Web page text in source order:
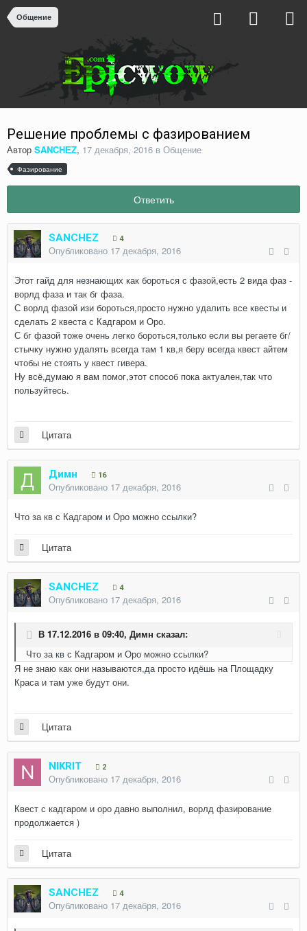
Общение
Решение проблемы с фазированием
Автор SANCHEZ, 17 декабря, 2016 в Общение
Фазирование
Ответить
SANCHEZ 4
Опубликовано 17 декабря, 2016
Этот гайд для незнающих как бороться с фазой,есть 2 вида фаз -
ворлд фаза и так бг фаза.
С ворлд фазой изи бороться,просто нужно удалить все квесты и
сделать 2 квеста с Кадгаром и Оро.
С бг фазой тоже очень легко бороться,только если вы регаете бг/
стычку нужно удалять всегда там 1 кв,я беру всегда квест айтем
чтобы не стоять у квест гивера.
Ну всё,думаю я вам помог,этот способ пока актуален,так что
пользуйтесь.
Цитата
Димн 16
Опубликовано 17 декабря, 2016
Что за кв с Кадгаром и Оро можно ссылки?
Цитата
SANCHEZ 4
Опубликовано 17 декабря, 2016
В 17.12.2016 в 09:40, Димн сказал:
Что за кв с Кадгаром и Оро можно ссылки?
Я не знаю как они называются,да просто идёшь на Площадку
Краса и там уже будут они.
Цитата
NIKRIT 2
Опубликовано 17 декабря, 2016
Квест с кадгаром и оро давно выполнил, ворлд фазирование
продолжается )
Цитата
SANCHEZ 4
Опубликовано 17 декабря, 2016